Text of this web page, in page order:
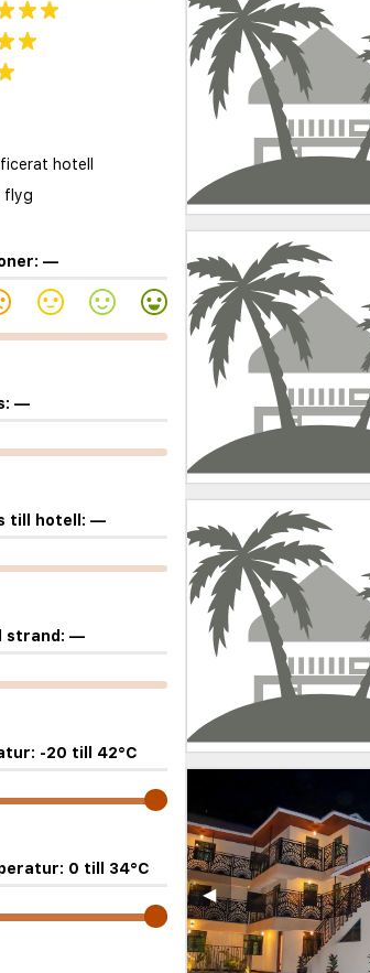
hotell
flyg
—
—
till hotell: —
strand: —
-20 till 42°C
0 till 34°C
◀︎